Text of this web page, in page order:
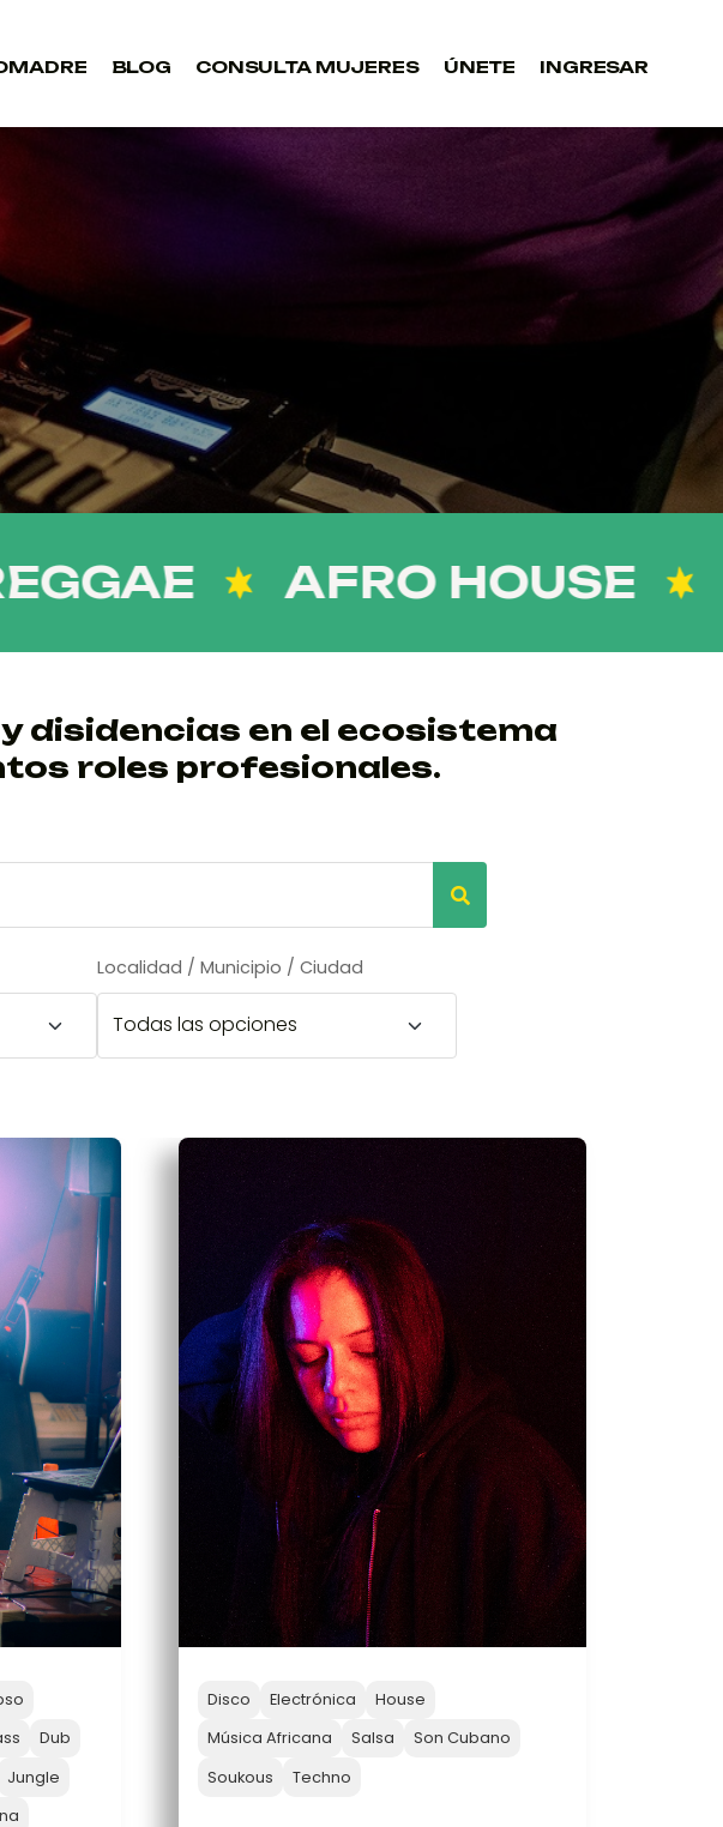
BLOG
CONSULTA MUJERES
ÚNETE
INGRESAR
AFRO HOUSE
disidencias en el ecosistema
roles profesionales.
Localidad / Municipio / Ciudad
Dub
Jungle
Disco Electrónica
House
Música Africana
Salsa
Son Cubano
Soukous
Techno